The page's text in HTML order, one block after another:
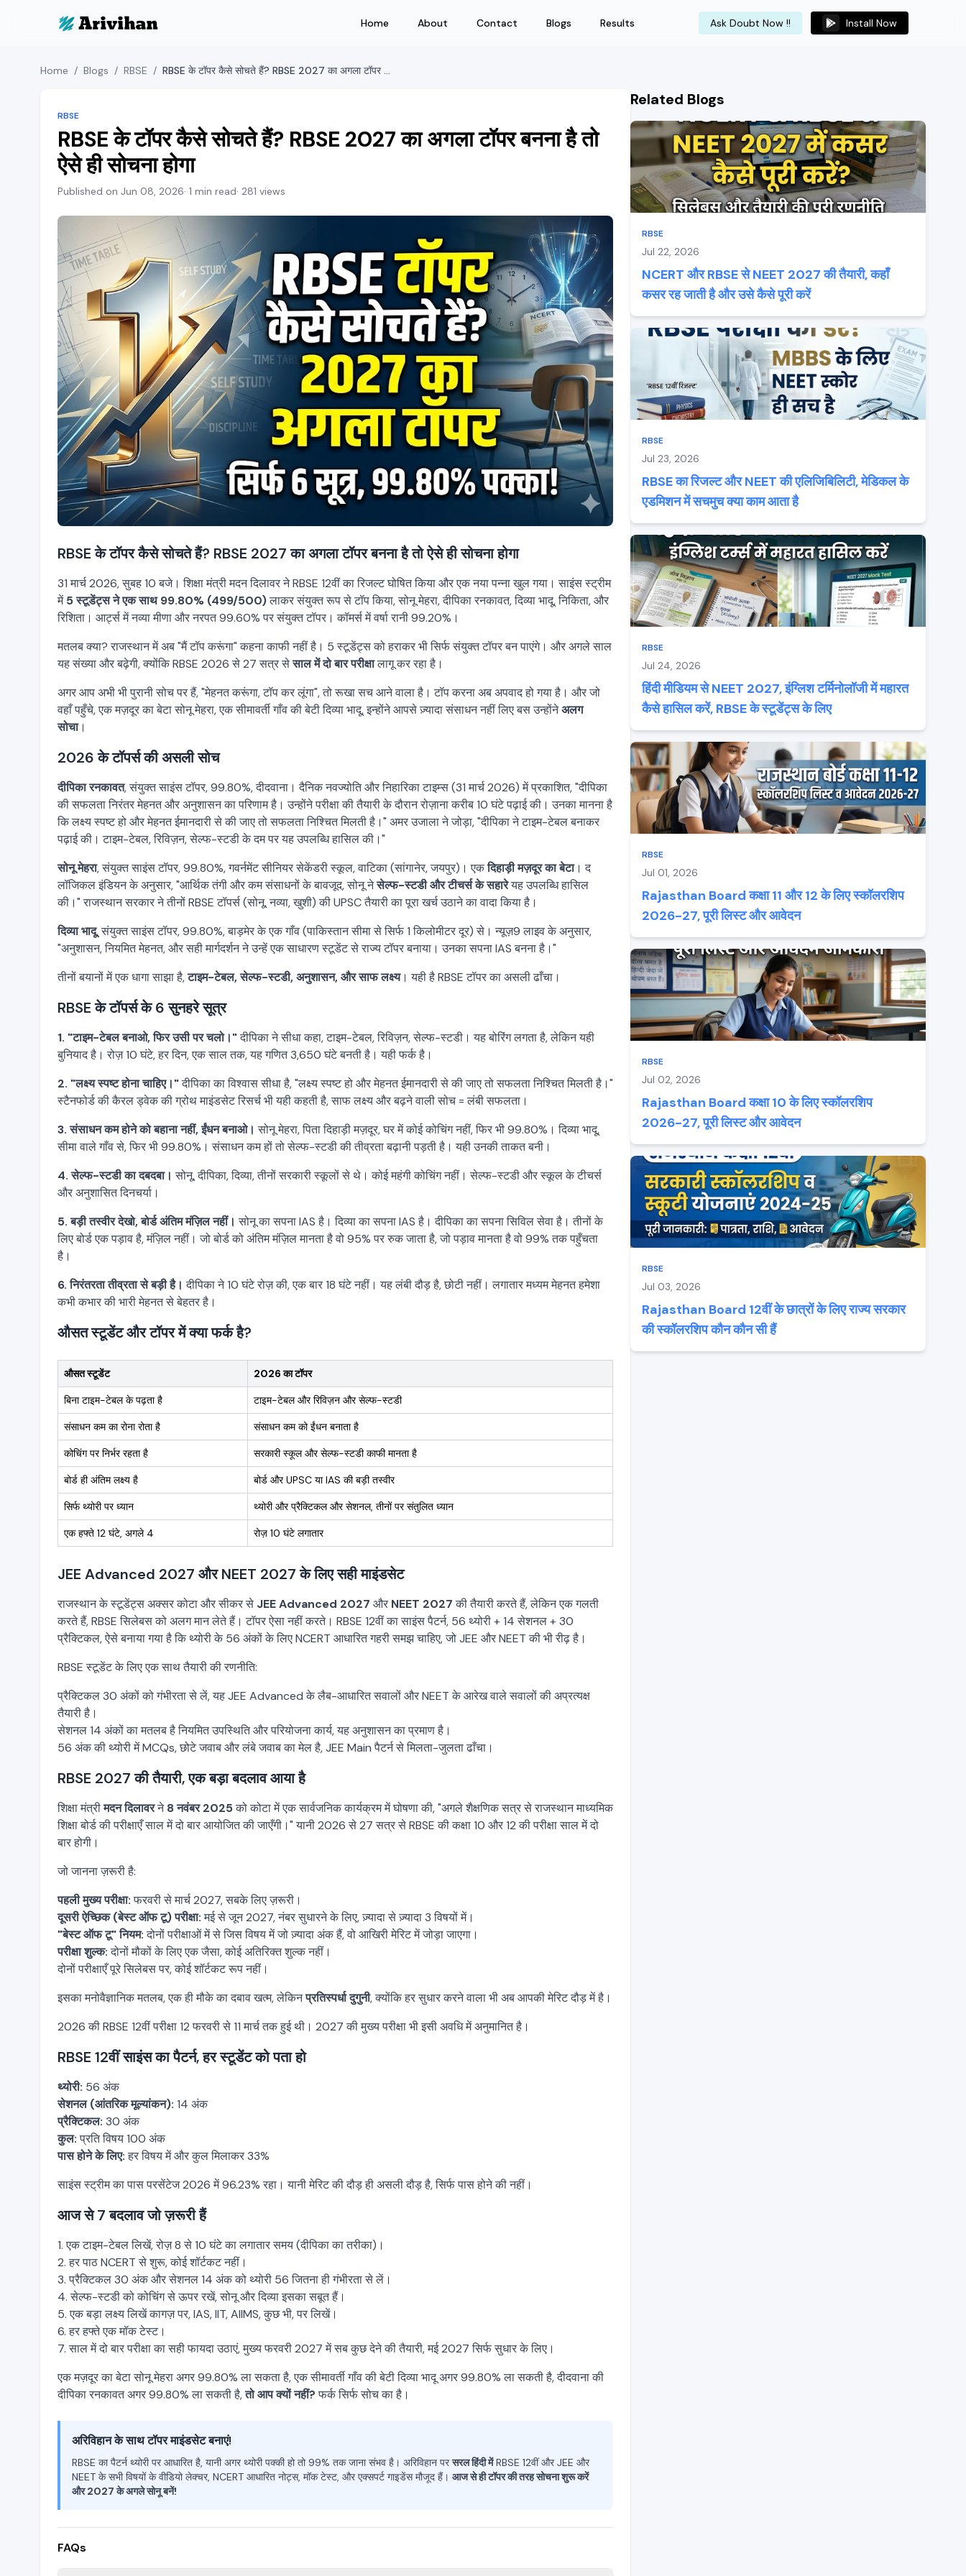
Home About Contact Blogs Results Ask Doubt Now !! Install Now
Home / Blogs / RBSE / RBSE के टॉपर कैसे सोचते हैं? RBSE 2027 का अगला टॉपर बनना है तो ऐसे ही सोचना होगा
RBSE
RBSE के टॉपर कैसे सोचते हैं? RBSE 2027 का अगला टॉपर बनना है तो
ऐसे ही सोचना होगा
Published on Jun 08, 2026· 1 min read· 281 views
RBSE के टॉपर कैसे सोचते हैं? RBSE 2027 का अगला टॉपर बनना है तो ऐसे ही सोचना होगा
31 मार्च 2026, सुबह 10 बजे। शिक्षा मंत्री मदन दिलावर ने RBSE 12वीं का रिजल्ट घोषित किया और एक नया पन्ना खुल गया। साइंस स्ट्रीम
में5 स्टूडेंट्स ने एक साथ 99.80% (499/500)लाकर संयुक्त रूप से टॉप किया, सोनू मेहरा, दीपिका रनकावत, दिव्या भादू, निकिता, और
रिशिता। आर्ट्स में नव्या मीणा और नरपत 99.60% पर संयुक्त टॉपर। कॉमर्स में वर्षा रानी 99.20%।
मतलब क्या? राजस्थान में अब "मैं टॉप करूंगा" कहना काफी नहीं है। 5 स्टूडेंट्स को हराकर भी सिर्फ संयुक्त टॉपर बन पाएंगे। और अगले साल
यह संख्या और बढ़ेगी, क्योंकि RBSE 2026 से 27 सत्र सेसाल में दो बार परीक्षालागू कर रहा है।
अगर आप अभी भी पुरानी सोच पर हैं, "मेहनत करूंगा, टॉप कर लूंगा", तो रूखा सच आने वाला है। टॉप करना अब अपवाद हो गया है। और जो
वहाँ पहुँचे, एक मज़दूर का बेटा सोनू मेहरा, एक सीमावर्ती गाँव की बेटी दिव्या भादू, इन्होंने आपसे ज़्यादा संसाधन नहीं लिए बस उन्होंनेअलग
सोचा।
2026 के टॉपर्स की असली सोच
दीपिका रनकावत, संयुक्त साइंस टॉपर, 99.80%, दीदवाना। दैनिक नवज्योति और निहारिका टाइम्स (31 मार्च 2026) में प्रकाशित, "दीपिका
की सफलता निरंतर मेहनत और अनुशासन का परिणाम है। उन्होंने परीक्षा की तैयारी के दौरान रोज़ाना करीब 10 घंटे पढ़ाई की। उनका मानना है
कि लक्ष्य स्पष्ट हो और मेहनत ईमानदारी से की जाए तो सफलता निश्चित मिलती है।" अमर उजाला ने जोड़ा, "दीपिका ने टाइम-टेबल बनाकर
पढ़ाई की। टाइम-टेबल, रिविज़न, सेल्फ-स्टडी के दम पर यह उपलब्धि हासिल की।"
सोनू मेहरा, संयुक्त साइंस टॉपर, 99.80%, गवर्नमेंट सीनियर सेकेंडरी स्कूल, वाटिका (सांगानेर, जयपुर)। एकदिहाड़ी मज़दूर का बेटा। द
लॉजिकल इंडियन के अनुसार, "आर्थिक तंगी और कम संसाधनों के बावजूद, सोनू नेसेल्फ-स्टडी और टीचर्स के सहारेयह उपलब्धि हासिल
की।" राजस्थान सरकार ने तीनों RBSE टॉपर्स (सोनू, नव्या, खुशी) की UPSC तैयारी का पूरा खर्च उठाने का वादा किया है।
दिव्या भादू, संयुक्त साइंस टॉपर, 99.80%, बाड़मेर के एक गाँव (पाकिस्तान सीमा से सिर्फ 1 किलोमीटर दूर) से। न्यूज़9 लाइव के अनुसार,
"अनुशासन, नियमित मेहनत, और सही मार्गदर्शन ने उन्हें एक साधारण स्टूडेंट से राज्य टॉपर बनाया। उनका सपना IAS बनना है।"
तीनों बयानों में एक धागा साझा है,टाइम-टेबल, सेल्फ-स्टडी, अनुशासन, और साफ लक्ष्य। यही है RBSE टॉपर का असली ढाँचा।
RBSE के टॉपर्स के 6 सुनहरे सूत्र
1. "टाइम-टेबल बनाओ, फिर उसी पर चलो।"दीपिका ने सीधा कहा, टाइम-टेबल, रिविज़न, सेल्फ-स्टडी। यह बोरिंग लगता है, लेकिन यही
बुनियाद है। रोज़ 10 घंटे, हर दिन, एक साल तक, यह गणित 3,650 घंटे बनती है। यही फर्क है।
2. "लक्ष्य स्पष्ट होना चाहिए।"दीपिका का विश्वास सीधा है, "लक्ष्य स्पष्ट हो और मेहनत ईमानदारी से की जाए तो सफलता निश्चित मिलती है।"
स्टैनफोर्ड की कैरल ड्वेक की ग्रोथ माइंडसेट रिसर्च भी यही कहती है, साफ लक्ष्य और बढ़ने वाली सोच = लंबी सफलता।
3. संसाधन कम होने को बहाना नहीं, ईंधन बनाओ। सोनू मेहरा, पिता दिहाड़ी मज़दूर, घर में कोई कोचिंग नहीं, फिर भी 99.80%। दिव्या भादू,
सीमा वाले गाँव से, फिर भी 99.80%। संसाधन कम हों तो सेल्फ-स्टडी की तीव्रता बढ़ानी पड़ती है। यही उनकी ताकत बनी।
4. सेल्फ-स्टडी का दबदबा। सोनू, दीपिका, दिव्या, तीनों सरकारी स्कूलों से थे। कोई महंगी कोचिंग नहीं। सेल्फ-स्टडी और स्कूल के टीचर्स
और अनुशासित दिनचर्या।
5. बड़ी तस्वीर देखो, बोर्ड अंतिम मंज़िल नहीं। सोनू का सपना IAS है। दिव्या का सपना IAS है। दीपिका का सपना सिविल सेवा है। तीनों के
लिए बोर्ड एक पड़ाव है, मंज़िल नहीं। जो बोर्ड को अंतिम मंज़िल मानता है वो 95% पर रुक जाता है, जो पड़ाव मानता है वो 99% तक पहुँचता
है।
6. निरंतरता तीव्रता से बड़ी है। दीपिका ने 10 घंटे रोज़ की, एक बार 18 घंटे नहीं। यह लंबी दौड़ है, छोटी नहीं। लगातार मध्यम मेहनत हमेशा
कभी कभार की भारी मेहनत से बेहतर है।
औसत स्टूडेंट और टॉपर में क्या फर्क है?
औसत स्टूडेंट 2026 का टॉपर
बिना टाइम-टेबल के पढ़ता है टाइम-टेबल और रिविज़न और सेल्फ-स्टडी
संसाधन कम का रोना रोता है संसाधन कम को ईंधन बनाता है
कोचिंग पर निर्भर रहता है सरकारी स्कूल और सेल्फ-स्टडी काफी मानता है
बोर्ड ही अंतिम लक्ष्य है बोर्ड और UPSC या IAS की बड़ी तस्वीर
सिर्फ थ्योरी पर ध्यान थ्योरी और प्रैक्टिकल और सेशनल, तीनों पर संतुलित ध्यान
एक हफ्ते 12 घंटे, अगले 4 रोज़ 10 घंटे लगातार
JEE Advanced 2027 और NEET 2027 के लिए सही माइंडसेट
राजस्थान के स्टूडेंट्स अक्सर कोटा और सीकर से JEE Advanced 2027 और NEET 2027की तैयारी करते हैं, लेकिन एक गलती
करते हैं, RBSE सिलेबस को अलग मान लेते हैं। टॉपर ऐसा नहीं करते। RBSE 12वीं का साइंस पैटर्न, 56 थ्योरी + 14 सेशनल + 30
प्रैक्टिकल, ऐसे बनाया गया है कि थ्योरी के 56 अंकों के लिए NCERT आधारित गहरी समझ चाहिए, जो JEE और NEET की भी रीढ़ है।
RBSE स्टूडेंट के लिए एक साथ तैयारी की रणनीति:
प्रैक्टिकल 30 अंकों को गंभीरता से लें, यह JEE Advanced के लैब-आधारित सवालों और NEET के आरेख वाले सवालों की अप्रत्यक्ष
तैयारी है।
सेशनल 14 अंकों का मतलब है नियमित उपस्थिति और परियोजना कार्य, यह अनुशासन का प्रमाण है।
56 अंक की थ्योरी में MCQs, छोटे जवाब और लंबे जवाब का मेल है, JEE Main पैटर्न से मिलता-जुलता ढाँचा।
RBSE 2027 की तैयारी, एक बड़ा बदलाव आया है
शिक्षा मंत्रीमदन दिलावरने8 नवंबर 2025को कोटा में एक सार्वजनिक कार्यक्रम में घोषणा की, "अगले शैक्षणिक सत्र से राजस्थान माध्यमिक
शिक्षा बोर्ड की परीक्षाएँ साल में दो बार आयोजित की जाएँगी।" यानी 2026 से 27 सत्र से RBSE की कक्षा 10 और 12 की परीक्षा साल में दो
बार होगी।
जो जानना ज़रूरी है:
पहली मुख्य परीक्षा:फरवरी से मार्च 2027, सबके लिए ज़रूरी।
दूसरी ऐच्छिक (बेस्ट ऑफ टू) परीक्षा:मई से जून 2027, नंबर सुधारने के लिए, ज़्यादा से ज़्यादा 3 विषयों में।
"बेस्ट ऑफ टू" नियम:दोनों परीक्षाओं में से जिस विषय में जो ज़्यादा अंक हैं, वो आखिरी मेरिट में जोड़ा जाएगा।
परीक्षा शुल्क:दोनों मौकों के लिए एक जैसा, कोई अतिरिक्त शुल्क नहीं।
दोनों परीक्षाएँ पूरे सिलेबस पर, कोई शॉर्टकट रूप नहीं।
इसका मनोवैज्ञानिक मतलब, एक ही मौके का दबाव खत्म, लेकिनप्रतिस्पर्धा दुगुनी, क्योंकि हर सुधार करने वाला भी अब आपकी मेरिट दौड़ में है।
2026 की RBSE 12वीं परीक्षा 12 फरवरी से 11 मार्च तक हुई थी। 2027 की मुख्य परीक्षा भी इसी अवधि में अनुमानित है।
RBSE 12वीं साइंस का पैटर्न, हर स्टूडेंट को पता हो
थ्योरी: 56 अंक
सेशनल (आंतरिक मूल्यांकन): 14 अंक
प्रैक्टिकल: 30 अंक
कुल:प्रति विषय 100 अंक
पास होने के लिए:हर विषय में और कुल मिलाकर 33%
साइंस स्ट्रीम का पास परसेंटेज 2026 में 96.23% रहा। यानी मेरिट की दौड़ ही असली दौड़ है, सिर्फ पास होने की नहीं।
आज से 7 बदलाव जो ज़रूरी हैं
1. एक टाइम-टेबल लिखें, रोज़ 8 से 10 घंटे का लगातार समय (दीपिका का तरीका)।
2. हर पाठ NCERT से शुरू, कोई शॉर्टकट नहीं।
3. प्रैक्टिकल 30 अंक और सेशनल 14 अंक को थ्योरी 56 जितना ही गंभीरता से लें।
4. सेल्फ-स्टडी को कोचिंग से ऊपर रखें, सोनू और दिव्या इसका सबूत हैं।
5. एक बड़ा लक्ष्य लिखें कागज़ पर, IAS, IIT, AIIMS, कुछ भी, पर लिखें।
6. हर हफ्ते एक मॉक टेस्ट।
7. साल में दो बार परीक्षा का सही फायदा उठाएं, मुख्य फरवरी 2027 में सब कुछ देने की तैयारी, मई 2027 सिर्फ सुधार के लिए।
एक मज़दूर का बेटा सोनू मेहरा अगर 99.80% ला सकता है, एक सीमावर्ती गाँव की बेटी दिव्या भादू अगर 99.80% ला सकती है, दीदवाना की
दीपिका रनकावत अगर 99.80% ला सकती है,तो आप क्यों नहीं?फर्क सिर्फ सोच का है।
अरिविहान के साथ टॉपर माइंडसेट बनाएं!
RBSE का पैटर्न थ्योरी पर आधारित है, यानी अगर थ्योरी पक्की हो तो 99% तक जाना संभव है। अरिविहान परसरल हिंदी मेंRBSE 12वीं और JEE और
NEET के सभी विषयों के वीडियो लेक्चर, NCERT आधारित नोट्स, मॉक टेस्ट, और एक्सपर्ट गाइडेंस मौजूद हैं। आज से ही टॉपर की तरह सोचना शुरू करें
और 2027 के अगले सोनू बनें!
FAQs
Related Blogs
RBSE
Jul 22, 2026
NCERT और RBSE से NEET 2027 की तैयारी, कहाँ
कसर रह जाती है और उसे कैसे पूरी करें
RBSE
Jul 23, 2026
RBSE का रिजल्ट और NEET की एलिजिबिलिटी, मेडिकल के
एडमिशन में सचमुच क्या काम आता है
RBSE
Jul 24, 2026
हिंदी मीडियम से NEET 2027, इंग्लिश टर्मिनोलॉजी में महारत
कैसे हासिल करें, RBSE के स्टूडेंट्स के लिए
RBSE
Jul 01, 2026
Rajasthan Board कक्षा 11 और 12 के लिए स्कॉलरशिप
2026-27, पूरी लिस्ट और आवेदन
RBSE
Jul 02, 2026
Rajasthan Board कक्षा 10 के लिए स्कॉलरशिप
2026-27, पूरी लिस्ट और आवेदन
RBSE
Jul 03, 2026
Rajasthan Board 12वीं के छात्रों के लिए राज्य सरकार
की स्कॉलरशिप कौन कौन सी हैं